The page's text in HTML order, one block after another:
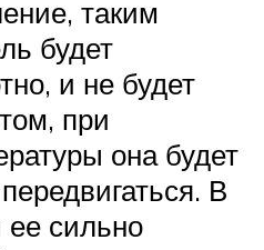
таким
будет
и не будет
при
она будет
В
ее сильно